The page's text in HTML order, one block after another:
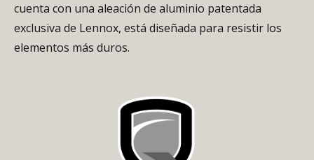
cuenta con una aleación de aluminio patentada
exclusiva de Lennox, está diseñada para resistir los
elementos más duros.